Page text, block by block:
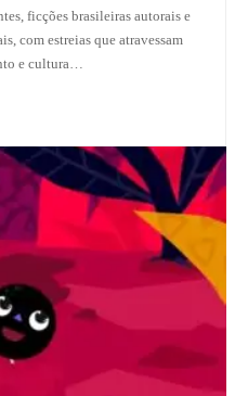
ficções brasileiras autorais e
com estreias que atravessam
e cultura…